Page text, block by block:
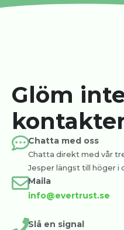
Glöm
Chatta med oss
Chatta direkt med vår
Jesper längst till höger
Maila
info@evertrust.se
Slå en signal